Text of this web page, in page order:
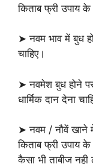
किताब फ्री उपाय के
➤ नवम भाव में बुध
चाहिए।
➤ नवमेश बुध होने
धार्मिक दान देना
➤ नवम / नौवें खाने
किताब फ्री उपाय
कैसा भी ताबीज नही